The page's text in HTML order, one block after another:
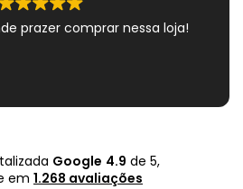
prazer comprar nessa loja!
Google 4.9 de 5,
em 1.268 avaliações